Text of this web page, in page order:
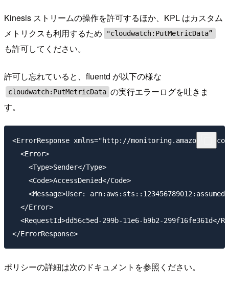
Kinesis ストリームの操作を許可するほか、KPL はカスタム
メトリクスも利用するため
"cloudwatch:PutMetricData”
も許可してください。
許可し忘れていると、fluentd が以下の様な
cloudwatch:PutMetricData の実行エラーログを吐きま
す。
<ErrorResponse xmlns="http://
  <Error>
    <Type>Sender</Type>
    <Code>AccessDenied</Code>
<Message>User:
  </Error>
<RequestId>dd56c5ed-299b-11e6-b9b2-299f16fe361d</
ポリシーの詳細は次のドキュメントを参照ください。